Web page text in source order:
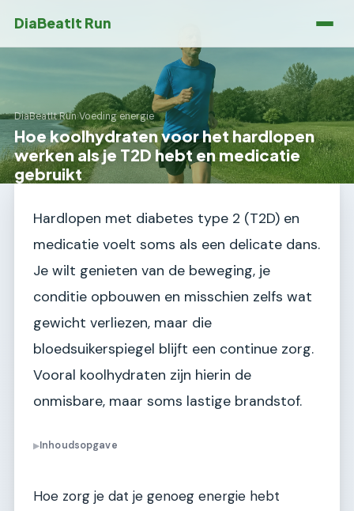
DiaBeatIt Run
DiaBeatIt Run›Voeding energie
Hoe koolhydraten voor het hardlopen
werken als je T2D hebt en medicatie
gebruikt
Hardlopen met diabetes type 2 (T2D) en
medicatie voelt soms als een delicate dans.
Je wilt genieten van de beweging, je
conditie opbouwen en misschien zelfs wat
gewicht verliezen, maar die
bloedsuikerspiegel blijft een continue zorg.
Vooral koolhydraten zijn hierin de
onmisbare, maar soms lastige brandstof.
▶Inhoudsopgave
Hoe zorg je dat je genoeg energie hebt